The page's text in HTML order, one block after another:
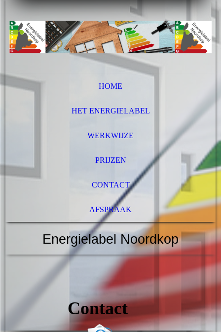
HOME
HET ENERGIELABEL
WERKWIJZE
PRIJZEN
CONTACT
AFSPRAAK
Energielabel Noordkop
Contact